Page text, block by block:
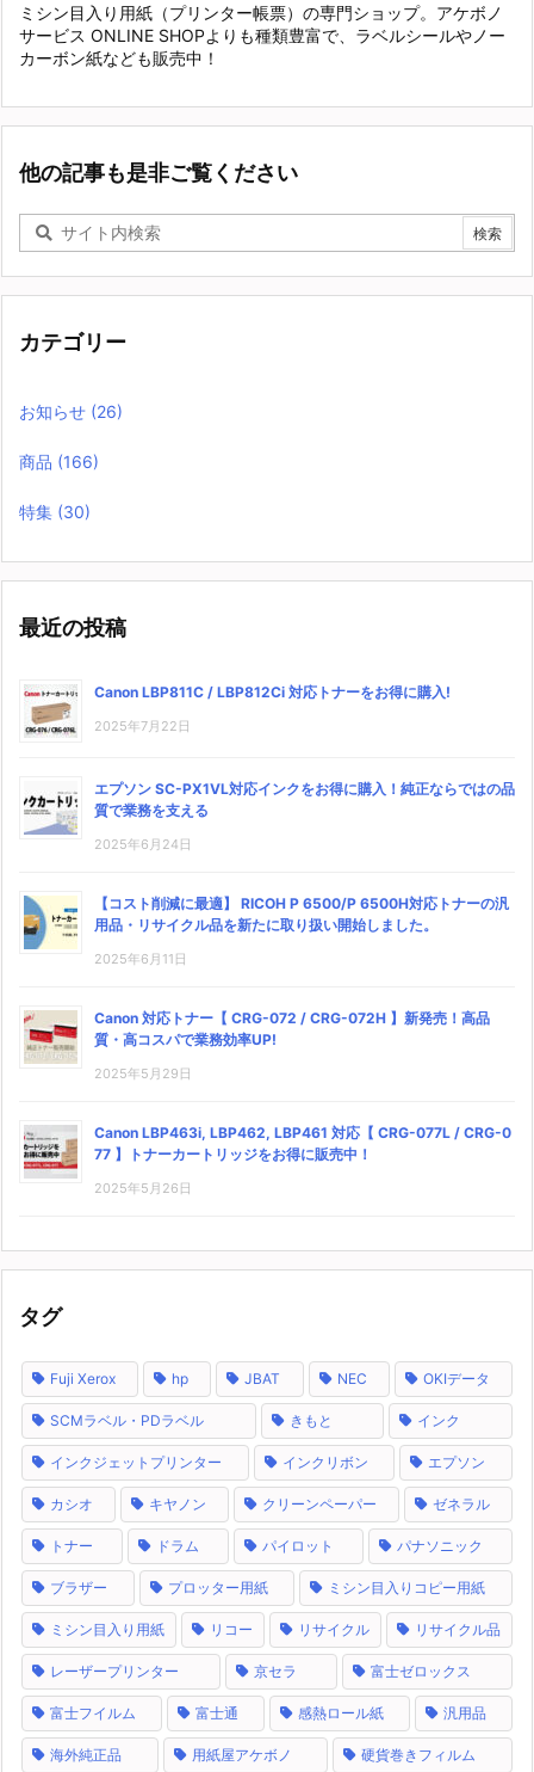
ミシン目入り用紙（プリンター帳票）の専門ショップ。アケボノ
サービス ONLINE SHOPよりも種類豊富で、ラベルシールやノー
カーボン紙なども販売中！
他の記事も是非ご覧ください
カテゴリー
お知らせ (26)
商品 (166)
特集 (30)
最近の投稿
Canon LBP811C / LBP812Ci 対応トナーをお得に購入!
2025年7月22日
エプソン SC-PX1VL対応インクをお得に購入！純正ならではの品
質で業務を支える
2025年6月24日
【コスト削減に最適】 RICOH P 6500/P 6500H対応トナーの汎
用品・リサイクル品を新たに取り扱い開始しました。
2025年6月11日
Canon 対応トナー【 CRG-072 / CRG-072H 】新発売！高品
質・高コスパで業務効率UP!
2025年5月29日
Canon LBP463i, LBP462, LBP461 対応【 CRG-077L / CRG-0
77 】トナーカートリッジをお得に販売中！
2025年5月26日
タグ
Fuji Xerox hp JBAT NEC OKIデータ
SCMラベル・PDラベル きもと インク
インクジェットプリンター インクリボン エプソン
カシオ キヤノン クリーンペーパー ゼネラル
トナー ドラム パイロット パナソニック
ブラザー プロッター用紙 ミシン目入りコピー用紙
ミシン目入り用紙 リコー リサイクル リサイクル品
レーザープリンター 京セラ 富士ゼロックス
富士フイルム 富士通 感熱ロール紙 汎用品
海外純正品 用紙屋アケボノ 硬貨巻きフィルム